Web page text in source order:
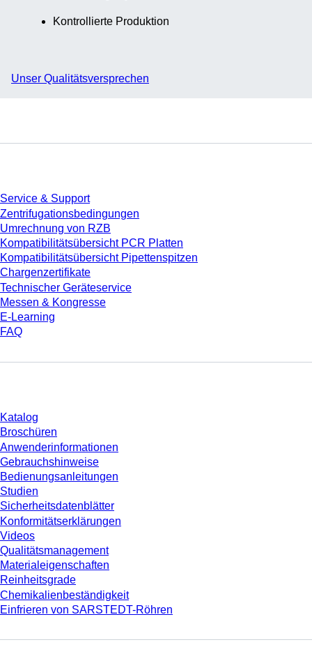
Kontrollierte Produktion
Unser Qualitätsversprechen
Service & Support
Zentrifugationsbedingungen
Umrechnung von RZB
Kompatibilitätsübersicht PCR Platten
Kompatibilitätsübersicht Pipettenspitzen
Chargenzertifikate
Technischer Geräteservice
Messen & Kongresse
E-Learning
FAQ
Katalog
Broschüren
Anwenderinformationen
Gebrauchshinweise
Bedienungsanleitungen
Studien
Sicherheitsdatenblätter
Konformitätserklärungen
Videos
Qualitätsmanagement
Materialeigenschaften
Reinheitsgrade
Chemikalienbeständigkeit
Einfrieren von SARSTEDT-Röhren